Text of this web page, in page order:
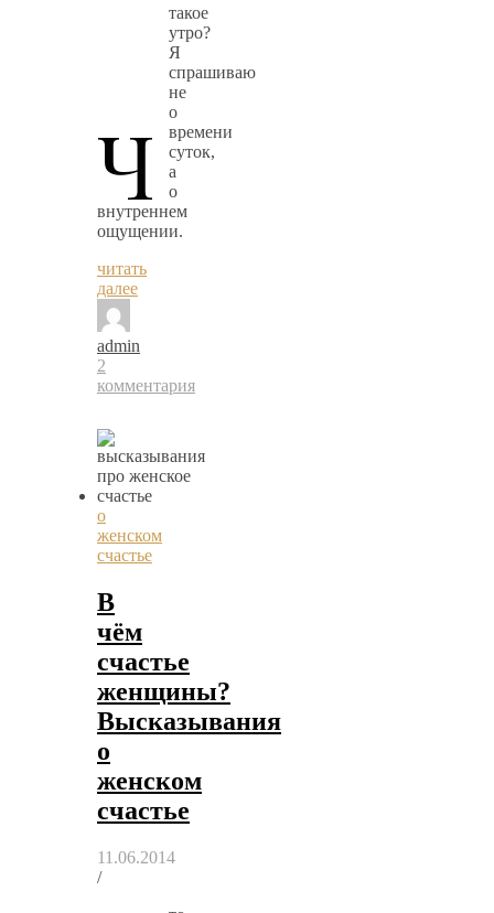
Ч
такое
утро?
Я
спрашиваю
не
о
времени
суток,
а
о
внутреннем
ощущении.
читать
далее
admin
2
комментария
о
женском
счастье
В
чём
счастье
женщины?
Высказывания
о
женском
счастье
11.06.2014
/